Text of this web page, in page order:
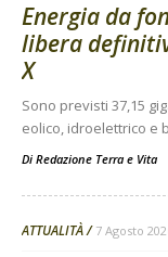
Energia da
libera
X
Sono previsti 37,15
eolico, idroelettrico e
Di Redazione Terra e Vita
ATTUALITÀ 7 Agosto